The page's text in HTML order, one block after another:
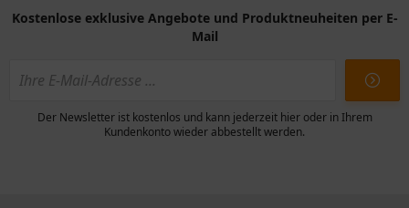
Kostenlose exklusive Angebote und Produktneuheiten per E-
Mail
Der Newsletter ist kostenlos und kann jederzeit hier oder in Ihrem
Kundenkonto wieder abbestellt werden.